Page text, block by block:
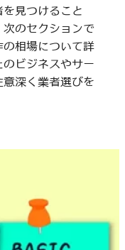
見つけること
のセクションで
相場について詳
のビジネスやサー
意深く業者選びを